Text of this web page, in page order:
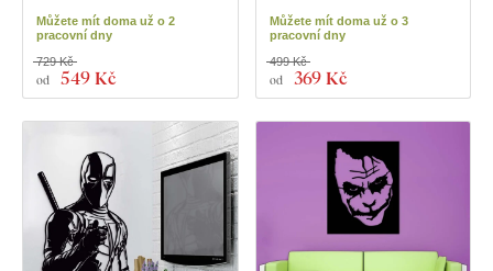
Můžete mít doma už o 2
pracovní dny
od 549 Kč
729 Kč
Můžete mít doma už o 3
pracovní dny
od 369 Kč
499 Kč